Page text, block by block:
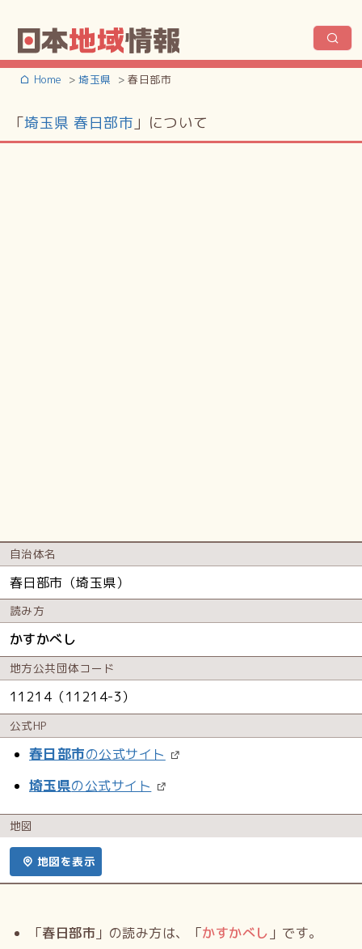
Home 埼玉県 春日部市
「埼玉県 春日部市 」について
自治体名
春日部市（埼玉県）
読み方
かすかべし
地方公共団体コード
11214（11214-3）
公式HP
春日部市の公式サイト
埼玉県の公式サイト
地図
地図を表示
「春日部市 」の読み方は、「かすかべし 」です。